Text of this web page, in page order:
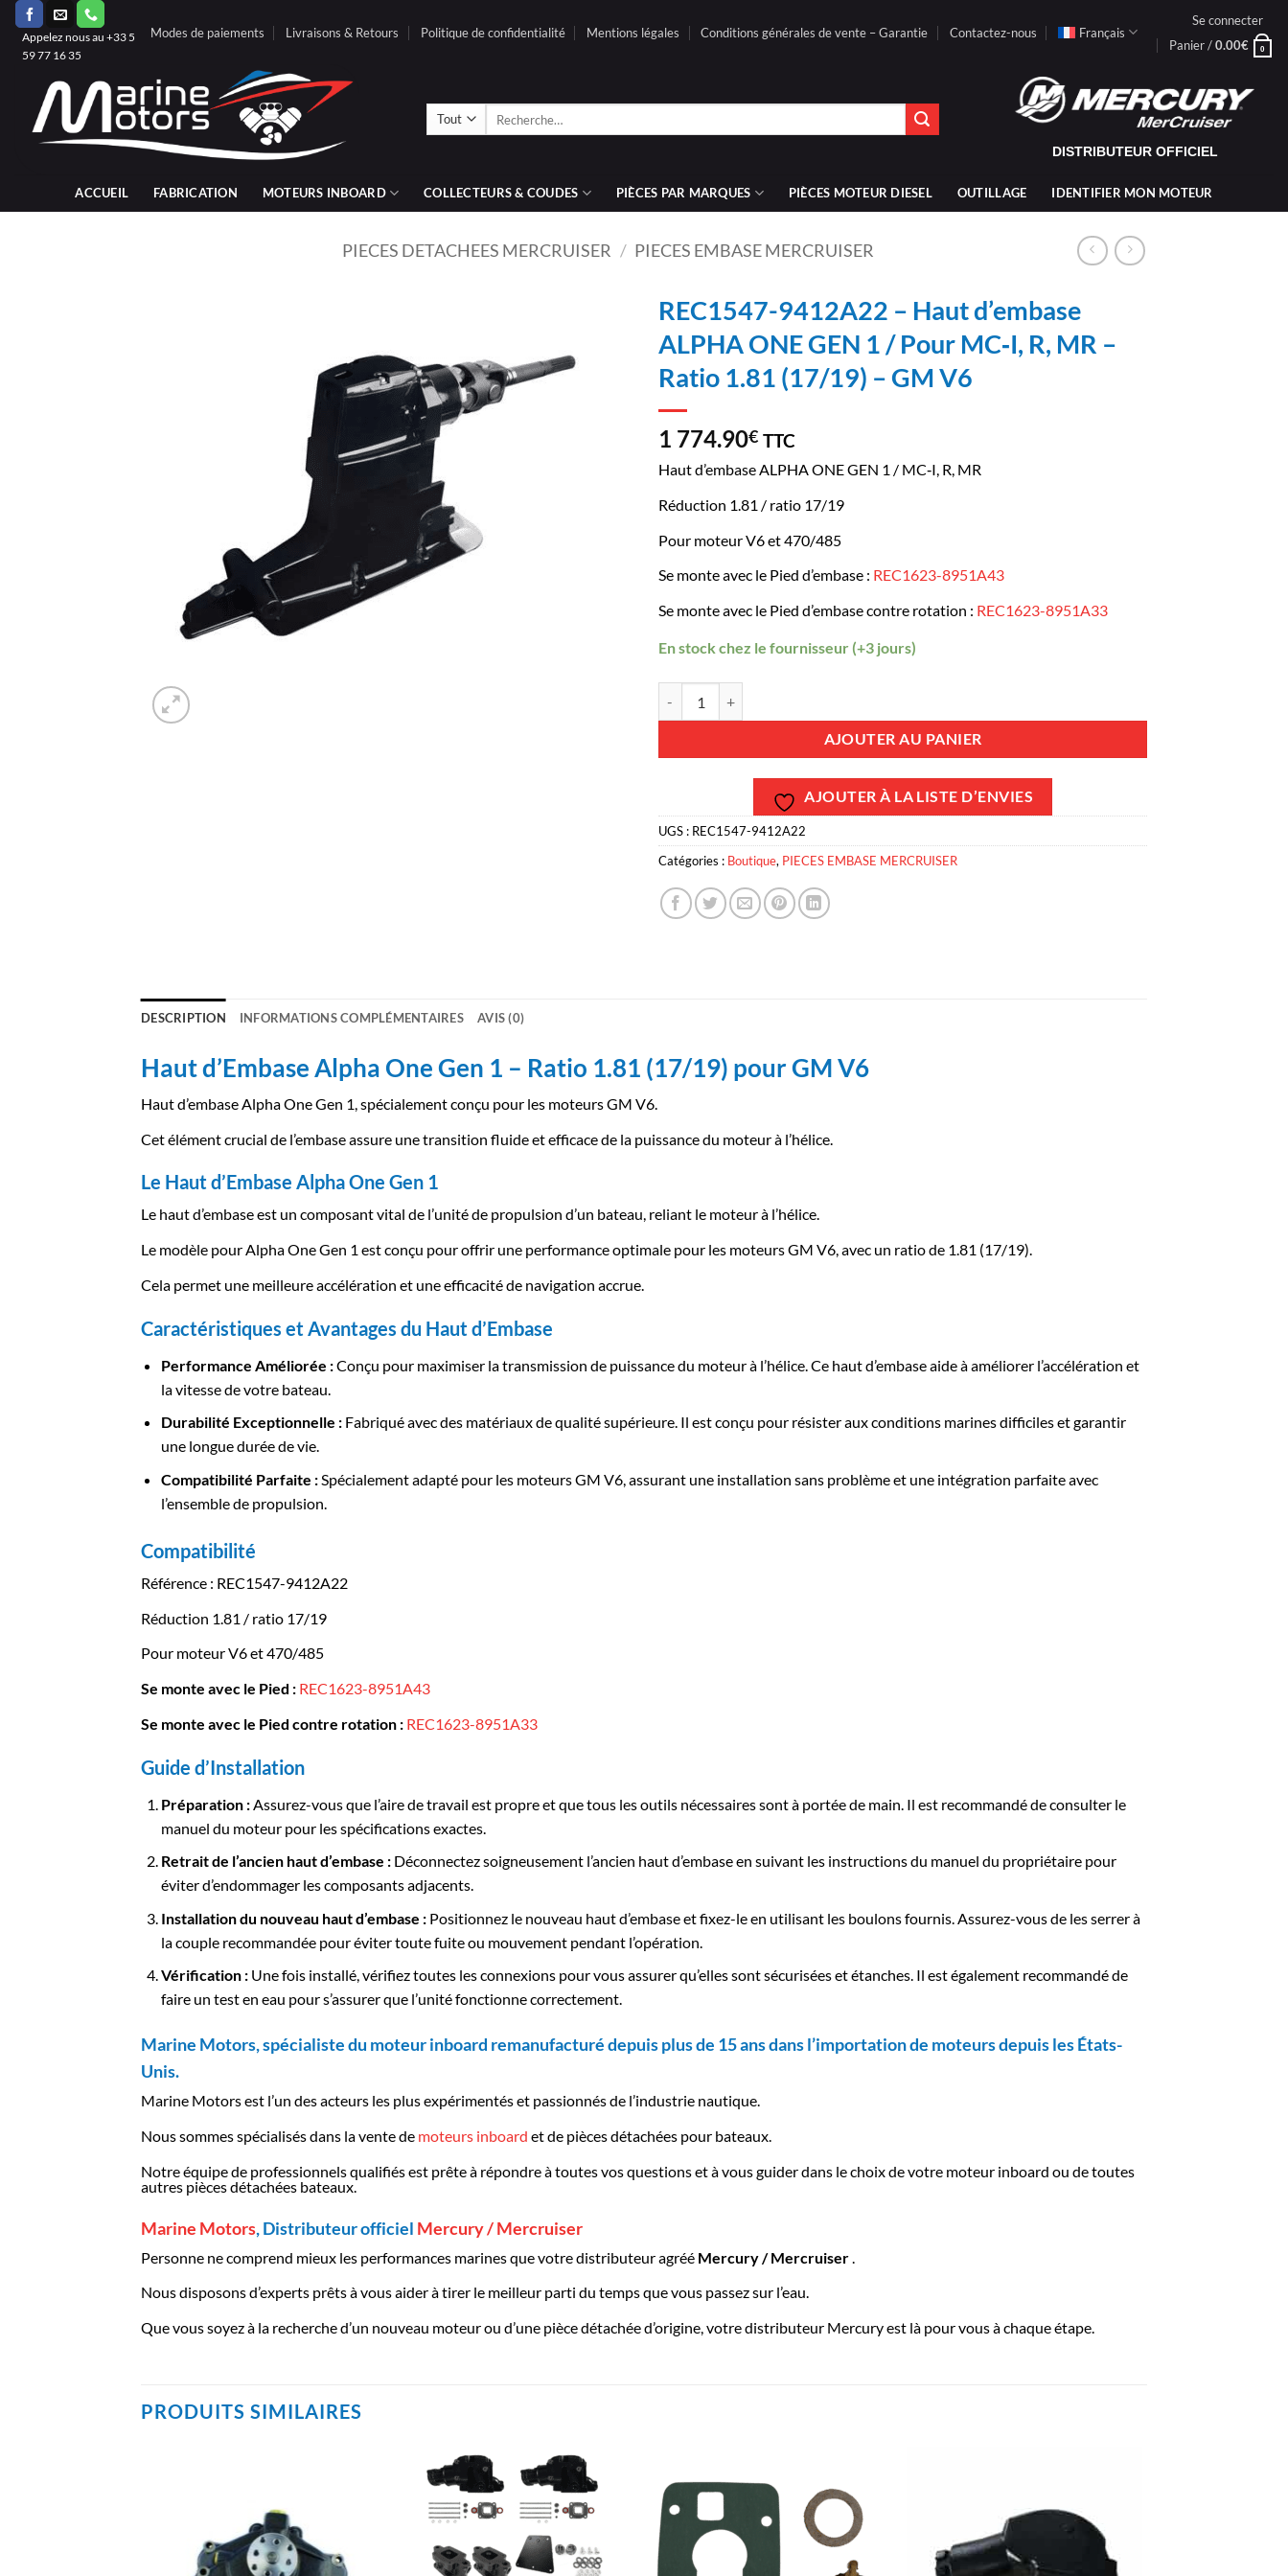
Passer
contenu
Appelez nous au +33 5
59 77 16 35
Modes de paiements Livraisons & Retours Politique de confidentialité Mentions légales Conditions générales de vente – Garantie Contactez-nous Français
Se connecter
Panier /0.00€ 0
Recherche
DISTRIBUTEUR OFFICIEL
ACCUEIL FABRICATION MOTEURS INBOARD COLLECTEURS & COUDES PIÈCES PAR MARQUES PIÈCES MOTEUR DIESEL OUTILLAGE IDENTIFIER MON MOTEUR
PIECES DETACHEES MERCRUISER / PIECES EMBASE MERCRUISER
AJOUTER
À LA
REC1547-9412A22 – Haut d’embase
ALPHA ONE GEN 1 / Pour MC‑I, R, MR –
Ratio 1.81 (17/19) – GM V6
1 774.90€ TTC
Haut d’embase ALPHA ONE GEN 1 / MC‑I, R, MR
Réduction 1.81 / ratio 17/19
Pour moteur V6 et 470/485
Se monte avec le Pied d’embase : REC1623-8951A43
Se monte avec le Pied d’embase contre rotation : REC1623-8951A33
En stock chez le fournisseur (+3 jours)
AJOUTER AU PANIER
AJOUTER À LA LISTE D’ENVIES
UGS : REC1547-9412A22
Catégories : Boutique, PIECES EMBASE MERCRUISER
DESCRIPTION INFORMATIONS COMPLÉMENTAIRES AVIS (0)
Haut d’Embase Alpha One Gen 1 – Ratio 1.81 (17/19) pour GM V6
Haut d’embase Alpha One Gen 1, spécialement conçu pour les moteurs GM V6.
Cet élément crucial de l’embase assure une transition fluide et efficace de la puissance du moteur à l’hélice.
Le Haut d’Embase Alpha One Gen 1
Le haut d’embase est un composant vital de l’unité de propulsion d’un bateau, reliant le moteur à l’hélice.
Le modèle pour Alpha One Gen 1 est conçu pour offrir une performance optimale pour les moteurs GM V6, avec un ratio de 1.81 (17/19).
Cela permet une meilleure accélération et une efficacité de navigation accrue.
Caractéristiques et Avantages du Haut d’Embase
Performance Améliorée :Conçu pour maximiser la transmission de puissance du moteur à l’hélice. Ce haut d’embase aide à améliorer l’accélération et
la vitesse de votre bateau.
Durabilité Exceptionnelle :Fabriqué avec des matériaux de qualité supérieure. Il est conçu pour résister aux conditions marines difficiles et garantir
une longue durée de vie.
Compatibilité Parfaite :Spécialement adapté pour les moteurs GM V6, assurant une installation sans problème et une intégration parfaite avec
l’ensemble de propulsion.
Compatibilité
Référence : REC1547-9412A22
Réduction 1.81 / ratio 17/19
Pour moteur V6 et 470/485
Se monte avec le Pied : REC1623-8951A43
Se monte avec le Pied contre rotation : REC1623-8951A33
Guide d’Installation
Préparation :Assurez-vous que l’aire de travail est propre et que tous les outils nécessaires sont à portée de main. Il est recommandé de consulter le
manuel du moteur pour les spécifications exactes.
Retrait de l’ancien haut d’embase :Déconnectez soigneusement l’ancien haut d’embase en suivant les instructions du manuel du propriétaire pour
éviter d’endommager les composants adjacents.
Installation du nouveau haut d’embase :Positionnez le nouveau haut d’embase et fixez-le en utilisant les boulons fournis. Assurez-vous de les serrer à
la couple recommandée pour éviter toute fuite ou mouvement pendant l’opération.
Vérification :Une fois installé, vérifiez toutes les connexions pour vous assurer qu’elles sont sécurisées et étanches. Il est également recommandé de
faire un test en eau pour s’assurer que l’unité fonctionne correctement.
Marine Motors, spécialiste du moteur inboard remanufacturé depuis plus de 15 ans dans l’importation de moteurs depuis les États-
Unis.
Marine Motors est l’un des acteurs les plus expérimentés et passionnés de l’industrie nautique.
Nous sommes spécialisés dans la vente de moteurs inboard et de pièces détachées pour bateaux.
Notre équipe de professionnels qualifiés est prête à répondre à toutes vos questions et à vous guider dans le choix de votre moteur inboard ou de toutes
autres pièces détachées bateaux.
Marine Motors, Distributeur officiel Mercury / Mercruiser
Personne ne comprend mieux les performances marines que votre distributeur agréé Mercury / Mercruiser
Nous disposons d’experts prêts à vous aider à tirer le meilleur parti du temps que vous passez sur l’eau.
Que vous soyez à la recherche d’un nouveau moteur ou d’une pièce détachée d’origine, votre distributeur Mercury est là pour vous à chaque étape.
PRODUITS SIMILAIRES
D’ENVIES
AJOUTER
À LA
D’ENVIES
AJOUTER
LISTE
D’ENVIES
À LA
LISTE
D’ENVIES